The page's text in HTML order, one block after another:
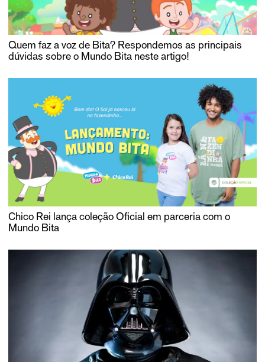
Quem faz a voz de Bita? Respondemos as principais
dúvidas sobre o Mundo Bita neste artigo!
Chico Rei lança coleção Oficial em parceria com o
Mundo Bita